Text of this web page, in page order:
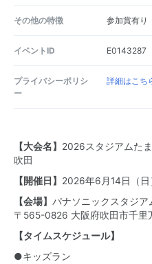
その他の特徴 参加賞有り
イベントID E0143287
プライバシーポリシ
ー
詳細はこち
【大会名】 2026スタジアムた
吹田
【開催日】 2026年6月14日（
【会場】 パナソニックスタジア
〒565-0826 大阪府吹田市千里
【タイムスケジュール】
●キッズラン